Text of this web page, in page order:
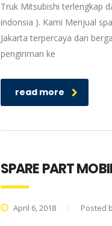
Truk Mitsubishi terlengkap
indonsia ). Kami Menjual
Jakarta terpercaya dan
pengiriman ke
read more
SPARE PART
April 6, 2018 Posted